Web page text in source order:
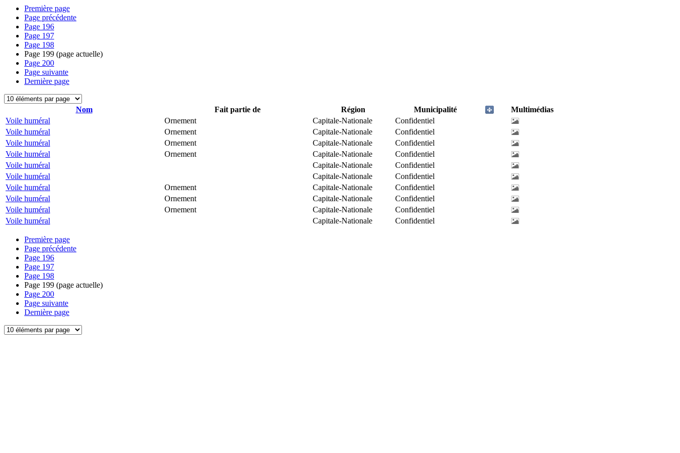
Première page
Page précédente
Page 196
Page 197
Page 198
Page 199 (page actuelle)
Page 200
Page suivante
Dernière page
Nom Fait partie de Région Municipalité
Multimédias
Voile huméral
Ornement Capitale-Nationale
Confidentiel
Voile huméral
Ornement Capitale-Nationale
Confidentiel
Voile huméral
Ornement Capitale-Nationale
Confidentiel
Voile huméral
Ornement Capitale-Nationale
Confidentiel
Voile huméral
Capitale-Nationale
Confidentiel
Voile huméral
Capitale-Nationale
Confidentiel
Voile huméral
Ornement Capitale-Nationale
Confidentiel
Voile huméral
Ornement Capitale-Nationale
Confidentiel
Voile huméral
Ornement Capitale-Nationale
Confidentiel
Voile huméral
Capitale-Nationale Confidentiel
Première page
Page précédente
Page 196
Page 197
Page 198
Page 199 (page actuelle)
Page 200
Page suivante
Dernière page